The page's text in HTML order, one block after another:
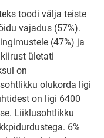
toodi välja teiste
vajadus (57%).
(47%) ja
ületati
on
olukorda ligi
on ligi 6400
Liiklusohtlikku
6%